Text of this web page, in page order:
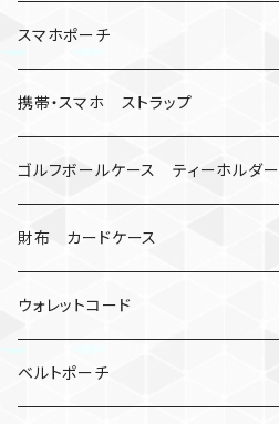
キーケース
人形
忍者
ミイラ
キャンプ道具
ナット
レザーマン
マルチツール
アップルウォッチ
バックル
マッドマックス
スマホポーチ
携帯・スマホ ストラップ
ネックストラップ・ショルダーストラップ
ハンドストラップ
リングストラップ
ゴルフボールケース ティーホルダー
ゴルフマーカー
ゴルフボールケース
ティーホルダー
財布 カードケース
コインケース
チューブ
ウォレットコード
2カラー
ベルトポーチ